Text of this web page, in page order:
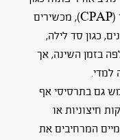
מסכת אוויר (CPAP), מכשירים
סד לילה,
השינה, אך
בתרסיסי אף
או
המרחיבים את